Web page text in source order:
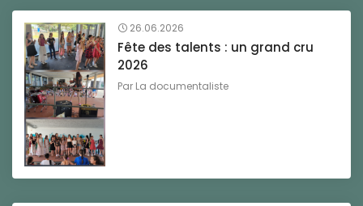
26.06.2026
Fête des talents : un grand cru
2026
Par La documentaliste